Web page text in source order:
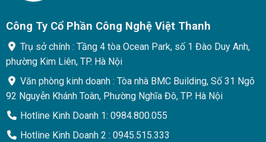
Công Ty Cổ Phần Công Nghệ Việt Thanh
Trụ sở chính : Tầng 4 tòa Ocean Park, số 1 Đào Duy Anh,
phường Kim Liên, TP. Hà Nội
Văn phòng kinh doanh : Tòa nhà BMC Building, Số 31 Ngõ
92 Nguyễn Khánh Toàn, Phường Nghĩa Đô, TP. Hà Nội
Hotline Kinh Doanh 1: 0984.800.055
Hotline Kinh Doanh 2 : 0945.515.333